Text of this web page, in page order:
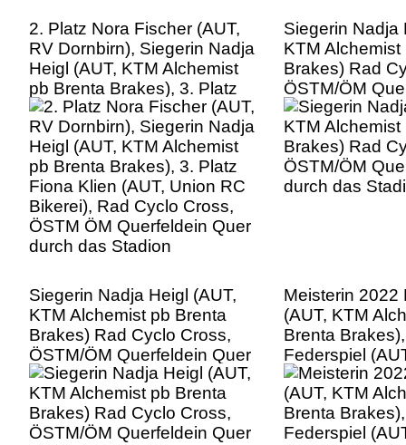
2. Platz Nora Fischer (AUT,
RV Dornbirn), Siegerin Nadja
Heigl (AUT, KTM Alchemist
pb Brenta Brakes), 3. Platz
Fiona Klien (AUT, Union RC
Bikerei), Rad Cyclo Cross,
ÖSTM ÖM Querfeldein Quer
durch das Stadion
Siegerin Nadja
KTM
Brakes) Rad
ÖSTM/ÖM
durch das
Siegerin Nadja Heigl (AUT,
KTM Alchemist pb Brenta
Brakes) Rad Cyclo Cross,
ÖSTM/ÖM Querfeldein Quer
durch das Stadion
Meisterin 2022
(AUT, KTM
Brenta
Federspiel
Felbermayr
Rad Cyclo
Querfeldein
Stadion